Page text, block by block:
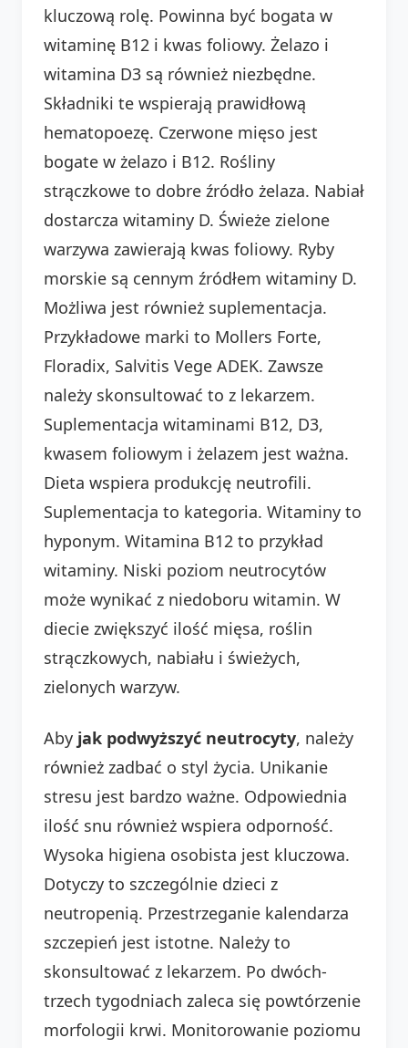
kluczową rolę. Powinna być bogata w
witaminę B12 i kwas foliowy. Żelazo i
witamina D3 są również niezbędne.
Składniki te wspierają prawidłową
hematopoezę. Czerwone mięso jest
bogate w żelazo i B12. Rośliny
strączkowe to dobre źródło żelaza. Nabiał
dostarcza witaminy D. Świeże zielone
warzywa zawierają kwas foliowy. Ryby
morskie są cennym źródłem witaminy D.
Możliwa jest również suplementacja.
Przykładowe marki to Mollers Forte,
Floradix, Salvitis Vege ADEK. Zawsze
należy skonsultować to z lekarzem.
Suplementacja witaminami B12, D3,
kwasem foliowym i żelazem jest ważna.
Dieta wspiera produkcję neutrofili.
Suplementacja to kategoria. Witaminy to
hyponym. Witamina B12 to przykład
witaminy. Niski poziom neutrocytów
może wynikać z niedoboru witamin. W
diecie zwiększyć ilość mięsa, roślin
strączkowych, nabiału i świeżych,
zielonych warzyw.
Aby jak podwyższyć neutrocyty, należy
również zadbać o styl życia. Unikanie
stresu jest bardzo ważne. Odpowiednia
ilość snu również wspiera odporność.
Wysoka higiena osobista jest kluczowa.
Dotyczy to szczególnie dzieci z
neutropenią. Przestrzeganie kalendarza
szczepień jest istotne. Należy to
skonsultować z lekarzem. Po dwóch-
trzech tygodniach zaleca się powtórzenie
morfologii krwi. Monitorowanie poziomu